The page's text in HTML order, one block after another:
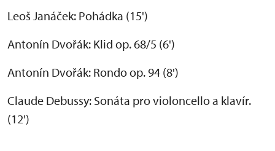
Leoš Janáček: Pohádka (15')
Antonín Dvořák: Klid op. 68/5 (6')
Antonín Dvořák: Rondo op. 94 (8')
Claude Debussy: Sonáta pro violoncello a klavír.
(12')